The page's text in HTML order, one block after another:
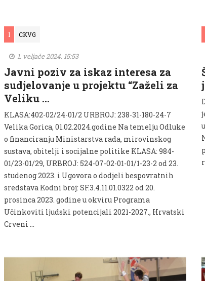
I CKVG
1. veljače 2024. 15:53
Javni poziv za iskaz interesa za
sudjelovanje u projektu “Zaželi za
Veliku …
KLASA:402-02/24-01/2 URBROJ: 238-31-180-24-7
Velika Gorica, 01.02.2024.godine Na temelju Odluke
o financiranju Ministarstva rada, mirovinskog
sustava, obitelji i socijalne politike KLASA: 984-
01/23-01/29, URBROJ: 524-07-02-01-01/1-23-2 od 23.
studenog 2023. i Ugovora o dodjeli bespovratnih
sredstava Kodni broj: SF.3.4.11.01.0322 od 20.
prosinca 2023. godine u okviru Programa
Učinkoviti ljudski potencijali 2021-2027., Hrvatski
Crveni …